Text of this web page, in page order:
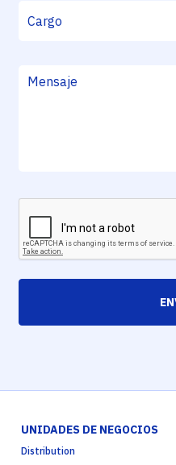
UNIDADES DE NEGOCIOS
Distribution